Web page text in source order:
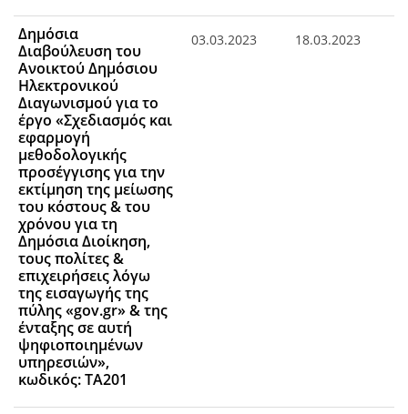
Δημόσια
Διαβούλευση του
Ανοικτού Δημόσιου
Ηλεκτρονικού
Διαγωνισμού για το
έργο «Σχεδιασμός και
εφαρμογή
μεθοδολογικής
προσέγγισης για την
εκτίμηση της μείωσης
του κόστους & του
χρόνου για τη
Δημόσια Διοίκηση,
τους πολίτες &
επιχειρήσεις λόγω
της εισαγωγής της
πύλης «gov.gr» & της
ένταξης σε αυτή
ψηφιοποιημένων
υπηρεσιών»,
κωδικός: ΤΑ201
03.03.2023 18.03.2023